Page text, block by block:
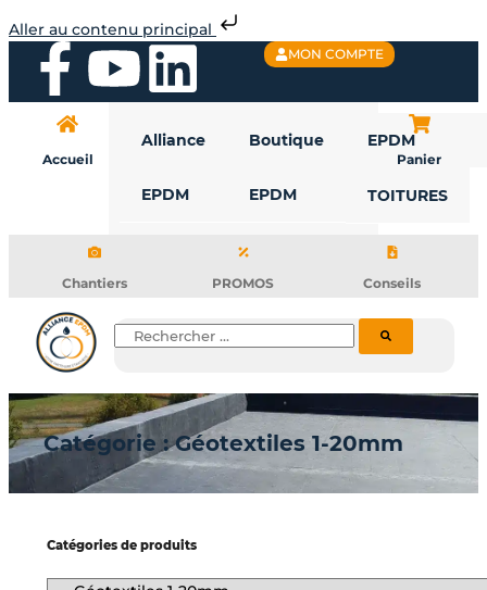
Aller au contenu principal
au
contenuF
a
c
b
o
o
k
-
f
Y
o
u
u
b
e
L
i
n
d
i
n
MON COMPTE
Accueil
Alliance
EPDM
Boutique
EPDM
EPDM
TOITURES
Panier
Chantiers PROMOS Conseils
Rechercher
Catégorie : Géotextiles 1-20mm
Catégories de produits